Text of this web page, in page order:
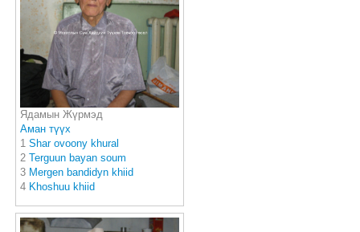
Ядамын Жүрмэд
Аман түүх
1 Shar ovoony khural
2 Terguun bayan soum
3 Mergen bandidyn khiid
4 Khoshuu khiid